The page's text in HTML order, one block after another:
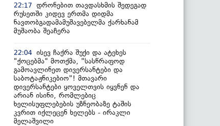
22:17 დრონებით თავდასხმის შედეგად
რუსეთში კიდევ ერთმა დიდმა
ნავთობგადამამუშავებელმა ქარხანამ
მუშაობა შეაჩერა
22:04 ისევ ჩაქრა შუქი და ატეხეს
"ქოცებმა" მოთქმა, "სასწრაფოდ
გამოავლინეთ დივერსანტები და
საბოტაჟნიკებიო"! მთავარი
დივერსანტები ყოველთვის იყვნენ და
არიან ისინი, რომლებიც
ხელისუფლებების უზნეობაზე ტაშის
კვრით იქლეცენ ხელებს - ირაკლი
მელაშვილი